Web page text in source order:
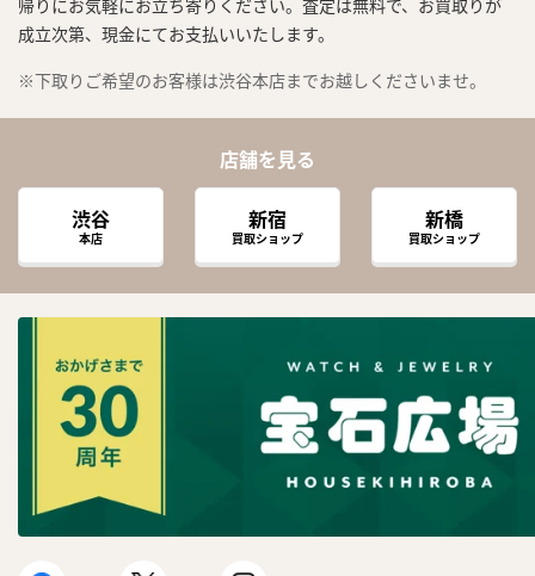
成立次第、現金にてお支払いいたします。
※下取りご希望のお客様は渋谷本店までお越しくださいませ。
店舗を見る
渋谷
本店
新宿
買取ショップ
新橋
買取ショップ